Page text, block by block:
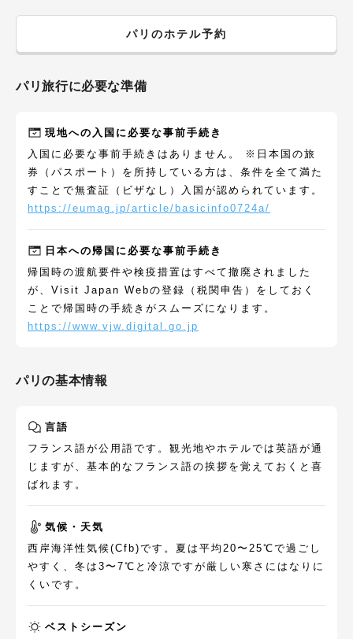
パリ のホテル予約
パリ旅行に必要な準備
現地への入国に必要な事前手続き
入国に必要な事前手続きはありません。 ※日本国の旅
券（パスポート）を所持している方は、条件を全て満た
すことで無査証（ビザなし）入国が認められています。
https://eumag.jp/article/basicinfo0724a/
日本への帰国に必要な事前手続き
帰国時の渡航要件や検疫措置はすべて撤廃されました
が、Visit Japan Webの登録（税関申告）をしておく
ことで帰国時の手続きがスムーズになります。
https://www.vjw.digital.go.jp
パリの基本情報
言語
フランス語が公用語です。観光地やホテルでは英語が通
じますが、基本的なフランス語の挨拶を覚えておくと喜
ばれます。
気候・天気
西岸海洋性気候(Cfb)です。夏は平均20〜25℃で過ごし
やすく、冬は3〜7℃と冷涼ですが厳しい寒さにはなりに
くいです。
ベストシーズン